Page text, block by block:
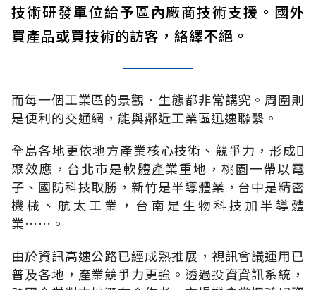
技術研發單位給予區內廠商技術支援。國外
買產品或買技術的訪客，絡繹不絕。
而每一個工業區的景觀、生態都非常講究。周圍則
是便利的交通網，能與鄰近工業區迅速聯繫。
全島各地更依地方產業核心技術、競爭力，形成
聚效應，台北市是軟體產業重地，桃園一帶以電
子、國防科技取勝，新竹是半導體業，台中是精密
機械、航太工業，台南是生物科技加半導體
業……。
由於資訊高速公路已經成熟推展，視訊會議運用已
普及各地，產業競爭力更強。透過投資資訊系統，